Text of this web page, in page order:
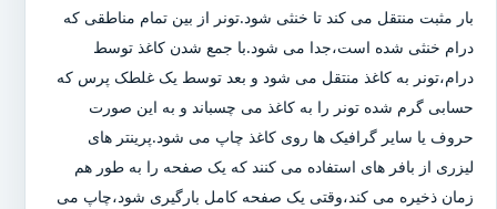
بار مثبت منتقل می کند تا خنثی شود.تونر از بین تمام مناطقی که
درام خنثی شده است،جدا می شود.با جمع شدن کاغذ توسط
درام،تونر به کاغذ منتقل می شود و بعد توسط یک غلطک پرس که
حسابی گرم شده تونر را به کاغذ می چسباند و به این صورت
حروف یا سایر گرافیک ها روی کاغذ چاپ می شود.پرینتر های
لیزری از بافر های استفاده می کنند که یک صفحه را به طور هم
زمان ذخیره می کند،وقتی یک صفحه کامل بارگیری شود،چاپ می